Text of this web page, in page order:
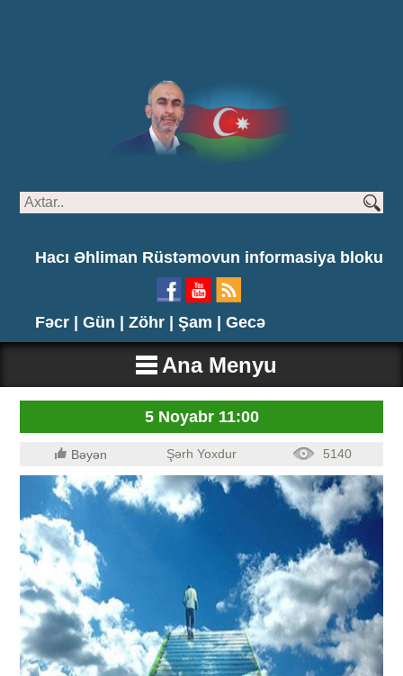
Hacı Əhliman Rüstəmovun informasiya bloku
Fəcr | Gün | Zöhr | Şam | Gecə
Ana Menyu
5 Noyabr 11:00
Bəyən Şərh Yoxdur 5140